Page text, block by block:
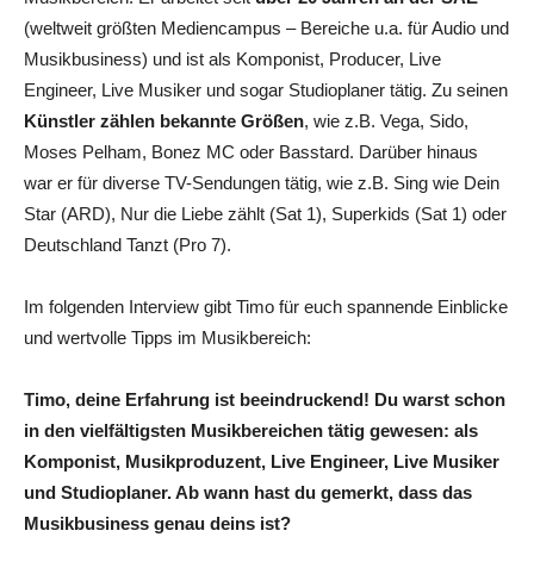
(weltweit größten Mediencampus – Bereiche u.a. für Audio und
Musikbusiness) und ist als Komponist, Producer, Live
Engineer, Live Musiker und sogar Studioplaner tätig. Zu seinen
Künstler zählen bekannte Größen, wie z.B. Vega, Sido,
Moses Pelham, Bonez MC oder Basstard. Darüber hinaus
war er für diverse TV-Sendungen tätig, wie z.B. Sing wie Dein
Star (ARD), Nur die Liebe zählt (Sat 1), Superkids (Sat 1) oder
Deutschland Tanzt (Pro 7).
Im folgenden Interview gibt Timo für euch spannende Einblicke
und wertvolle Tipps im Musikbereich:
Timo, deine Erfahrung ist beeindruckend! Du warst schon
in den vielfältigsten Musikbereichen tätig gewesen: als
Komponist, Musikproduzent, Live Engineer, Live Musiker
und Studioplaner. Ab wann hast du gemerkt, dass das
Musikbusiness genau deins ist?